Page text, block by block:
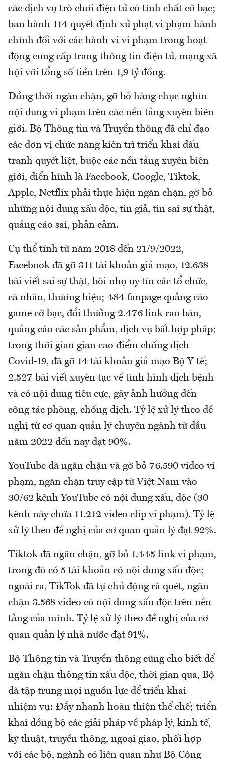
các dịch vụ trò chơi điện tử có tính chất cờ bạc;
ban hành 114 quyết định xử phạt vi phạm hành
chính đối với các hành vi vi phạm trong hoạt
động cung cấp trang thông tin điện tử, mạng xã
hội với tổng số tiền trên 1,9 tỷ đồng.
Đồng thời ngăn chặn, gỡ bỏ hàng chục nghìn
nội dung vi phạm trên các nền tảng xuyên biên
giới. Bộ Thông tin và Truyền thông đã chỉ đạo
các đơn vị chức năng kiên trì triển khai đấu
tranh quyết liệt, buộc các nền tảng xuyên biên
giới, điển hình là Facebook, Google, Tiktok,
Apple, Netflix phải thực hiện ngăn chặn, gỡ bỏ
những nội dung xấu độc, tin giả, tin sai sự thật,
quảng cáo sai, phản cảm.
Cụ thể tính từ năm 2018 đến 21/9/2022,
Facebook đã gỡ 311 tài khoản giả mạo, 12.638
bài viết sai sự thật, bôi nhọ uy tín các tổ chức,
cá nhân, thương hiệu; 484 fanpage quảng cáo
game cờ bạc, đổi thưởng 2.476 link rao bán,
quảng cáo các sản phẩm, dịch vụ bất hợp pháp;
trong thời gian gian cao điểm chống dịch
Covid-19, đã gỡ 14 tài khoản giả mạo Bộ Y tế;
2.527 bài viết xuyên tạc về tình hình dịch bệnh
và có nội dung tiêu cực, gây ảnh hưởng đến
công tác phòng, chống dịch. Tỷ lệ xử lý theo đề
nghị từ cơ quan quản lý chuyên ngành từ đầu
năm 2022 đến nay đạt 90%.
YouTube đã ngăn chặn và gỡ bỏ 76.590 video vi
phạm, ngăn chặn truy cập từ Việt Nam vào
30/62 kênh YouTube có nội dung xấu, độc (30
kênh này chứa 11.212 video clip vi phạm). Tỷ lệ
xử lý theo đề nghị của cơ quan quản lý đạt 92%.
Tiktok đã ngăn chặn, gỡ bỏ 1.445 link vi phạm,
trong đó có 5 tài khoản có nội dung xấu độc;
ngoài ra, TikTok đã tự chủ động rà quét, ngăn
chặn 3.568 video có nội dung xấu độc trên nền
tảng của mình. Tỷ lệ xử lý theo đề nghị của cơ
quan quản lý nhà nước đạt 91%.
Bộ Thông tin và Truyền thông cũng cho biết để
ngăn chặn thông tin xấu độc, thời gian qua, Bộ
đã tập trung mọi nguồn lực để triển khai
nhiệm vụ: Đẩy nhanh hoàn thiện thể chế; triển
khai đồng bộ các giải pháp về pháp lý, kinh tế,
kỹ thuật, truyền thông, ngoại giao, phối hợp
với các bộ, ngành có liên quan như Bộ Công